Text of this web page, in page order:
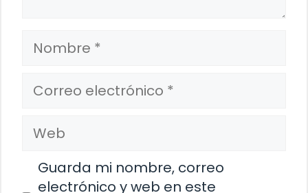
Nombre
Correo
electrónico
Web
Guarda mi nombre, correo
electrónico y web en este